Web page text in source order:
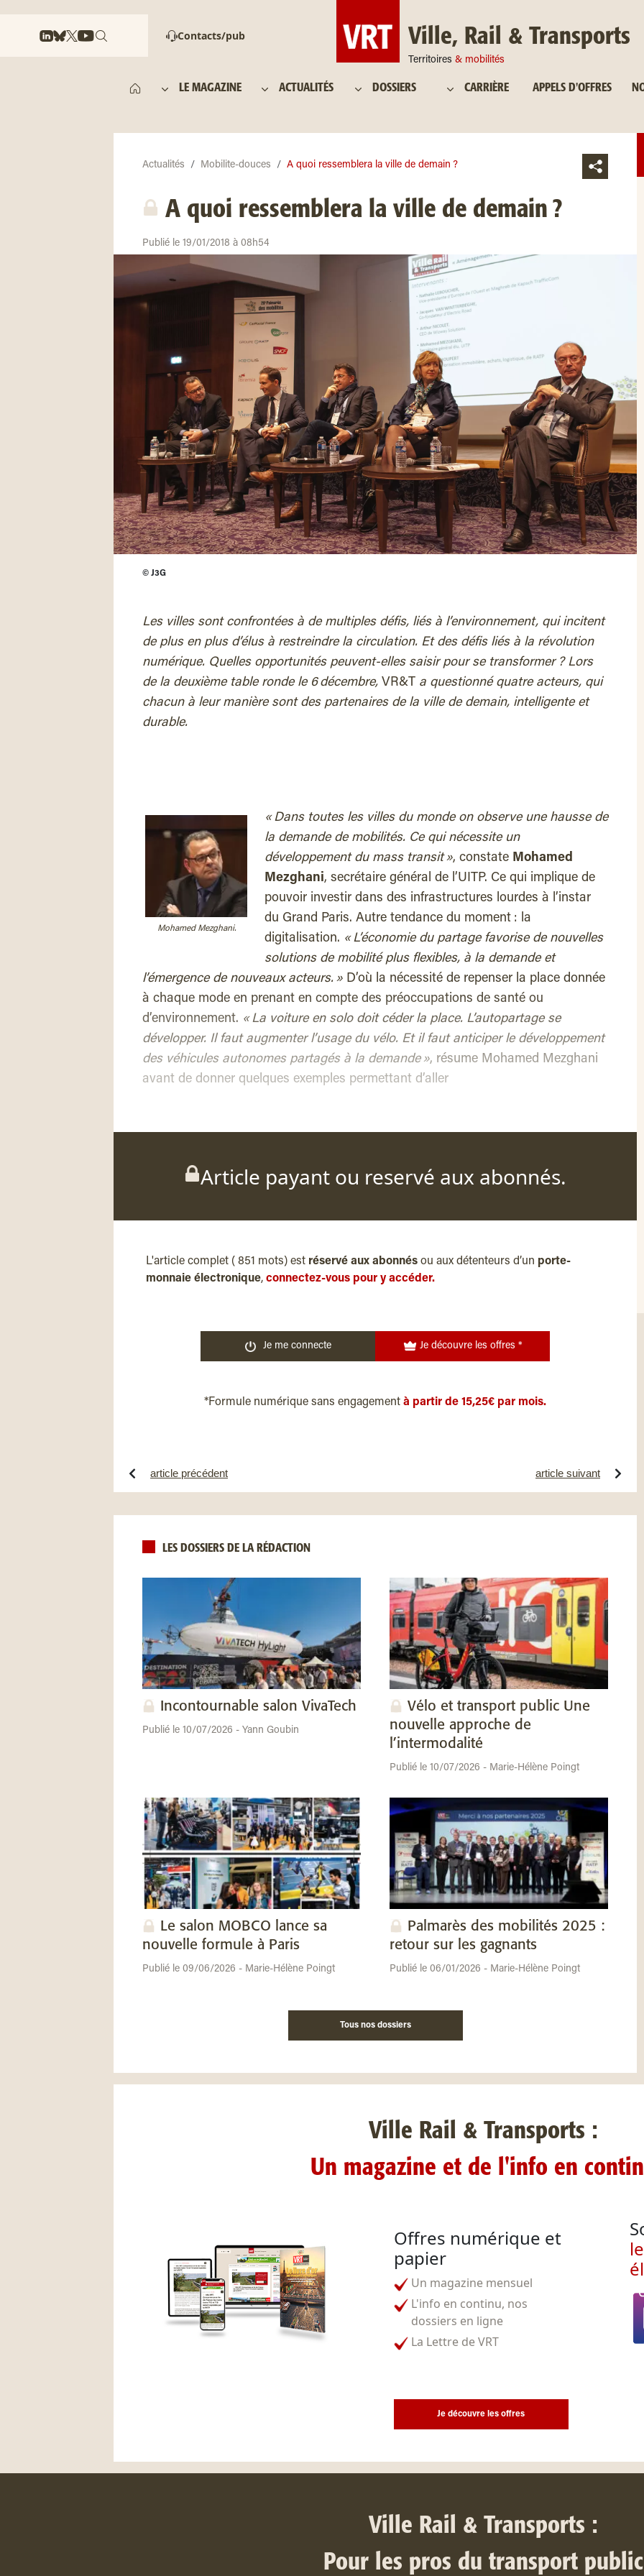
Contacts/pub Ville, Rail & Transports
Territoires & mobilités
LE MAGAZINE ACTUALITÉS DOSSIERS CARRIÈRE APPELS D'OFFRES
Actualités Mobilite-douces A quoi ressemblera la ville de demain ?
A quoi ressemblera la ville de demain ?
Publié le 19/01/2018 à 08h54
© J3G
Les villes sont confrontées à de multiples défis, liés à l’environnement, qui incitent
de plus en plus d’élus à restreindre la circulation. Et des défis liés à la révolution
numérique. Quelles opportunités peuvent-elles saisir pour se transformer ? Lors
de la deuxième table ronde le 6 décembre, VR&T a questionné quatre acteurs, qui
chacun à leur manière sont des partenaires de la ville de demain, intelligente et
durable.
Mohamed Mezghani.
« Dans toutes les villes du monde on observe une hausse de
la demande de mobilités. Ce qui nécessite un
développement du mass transit », constate Mohamed
Mezghani, secrétaire général de l’UITP. Ce qui implique de
pouvoir investir dans des infrastructures lourdes à l’instar
du Grand Paris. Autre tendance du moment : la
digitalisation. « L’économie du partage favorise de nouvelles
solutions de mobilité plus flexibles, à la demande et
l’émergence de nouveaux acteurs. » D’où la nécessité de repenser la place donnée
à chaque mode en prenant en compte des préoccupations de santé ou
d’environnement. « La voiture en solo doit céder la place. L’autopartage se
développer. Il faut augmenter l’usage du vélo. Et il faut anticiper le développement
des véhicules autonomes partagés à la demande », résume Mohamed Mezghani
avant de donner quelques exemples permettant d’aller
Article payant ou reservé aux abonnés.
L'article complet ( 851 mots) est réservé aux abonnés ou aux détenteurs d’un porte-
monnaie électronique, connectez-vous pour y accéder.
Je me connecte Je découvre les offres *
*Formule numérique sans engagement à partir de 15,25€ par mois.
article précédent article suivant
LES DOSSIERS DE LA RÉDACTION
Incontournable salon VivaTech
Publié le 10/07/2026 - Yann Goubin
Vélo et transport public Une
nouvelle approche de
l’intermodalité
Publié le 10/07/2026 - Marie-Hélène Poingt
Le salon MOBCO lance sa
nouvelle formule à Paris
Publié le 09/06/2026 - Marie-Hélène Poingt
Palmarès des mobilités 2025 :
retour sur les gagnants
Publié le 06/01/2026 - Marie-Hélène Poingt
Tous nos dossiers
Ville Rail & Transports :
Un magazine et de l'info en
Offres numérique et
papier
Un magazine mensuel
L'info en continu, nos
dossiers en ligne
La Lettre de VRT
Je découvre les offres
Ville Rail & Transports :
Pour les pros du transport public